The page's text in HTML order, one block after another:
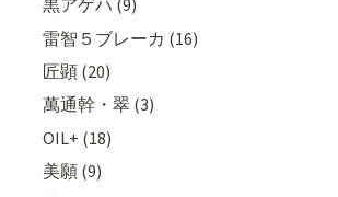
黒アゲハ (9)
雷智５ブレーカ (16)
匠顕 (20)
萬通幹・翠 (3)
OIL+ (18)
美願 (9)